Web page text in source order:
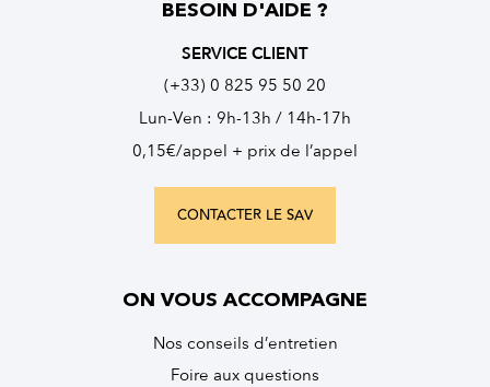
BESOIN D'AIDE ?
SERVICE CLIENT
(+33) 0 825 95 50 20
Lun-Ven : 9h-13h / 14h-17h
0,15€/appel + prix de l’appel
CONTACTER LE SAV
ON VOUS ACCOMPAGNE
Nos conseils d’entretien
Foire aux questions